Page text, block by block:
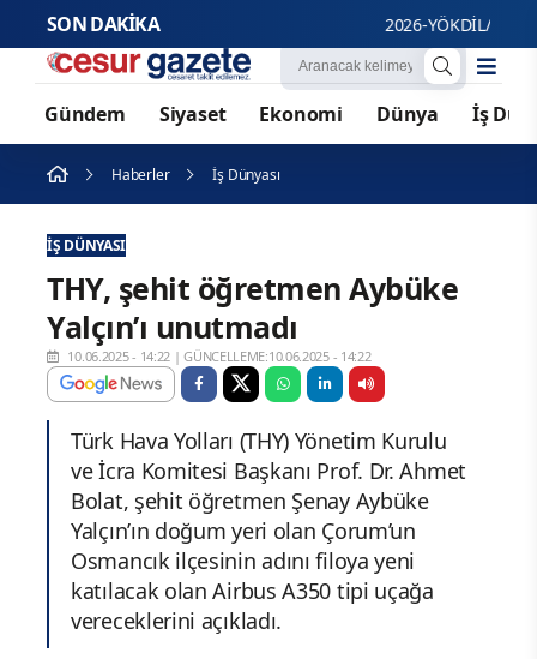
SON DAKİKA 2026-YÖKDİL/2 soru
Gündem Siyaset Ekonomi Dünya İş
Haberler İş Dünyası
İŞ DÜNYASI
THY, şehit öğretmen Aybüke
Yalçın’ı unutmadı
10.06.2025 - 14:22 |GÜNCELLEME:10.06.2025 - 14:22
Türk Hava Yolları (THY) Yönetim Kurulu
ve İcra Komitesi Başkanı Prof. Dr. Ahmet
Bolat, şehit öğretmen Şenay Aybüke
Yalçın’ın doğum yeri olan Çorum’un
Osmancık ilçesinin adını filoya yeni
katılacak olan Airbus A350 tipi uçağa
vereceklerini açıkladı.